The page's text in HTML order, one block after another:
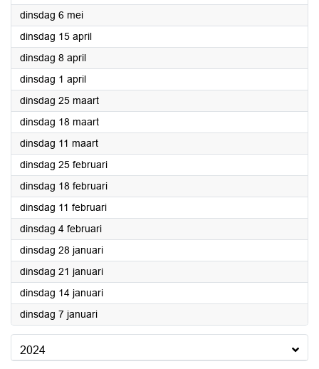
dinsdag 6 mei2025
dinsdag 15 april2025
dinsdag 8 april2025
dinsdag 1 april2025
dinsdag 25 maart2025
dinsdag 18 maart2025
dinsdag 11 maart2025
dinsdag 25 februari2025
dinsdag 18 februari2025
dinsdag 11 februari2025
dinsdag 4 februari2025
dinsdag 28 januari2025
dinsdag 21 januari2025
dinsdag 14 januari2025
dinsdag 7 januari2025
2024